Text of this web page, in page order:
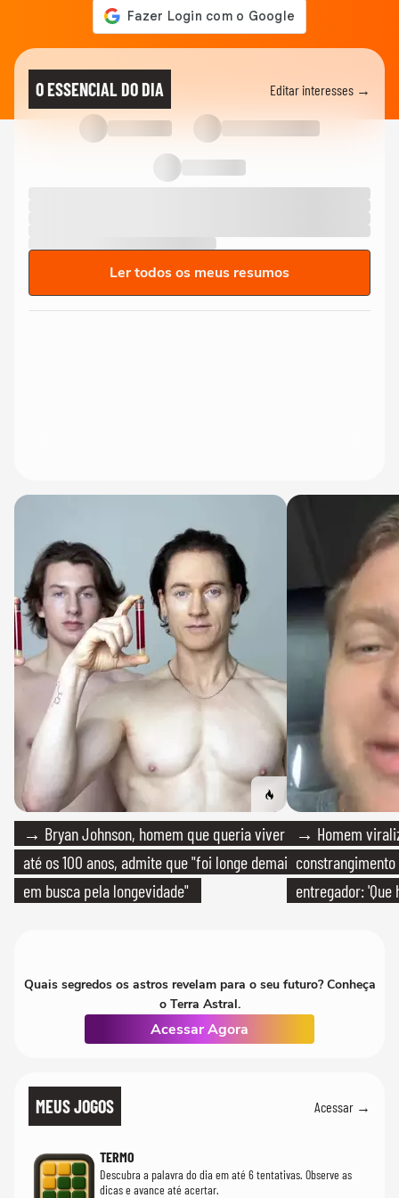
O ESSENCIAL DO DIA Editar interesses →
Ler todos os meus resumos
→ Bryan Johnson, homem que queria viver
até os 100 anos, admite que "foi longe demais
em busca pela longevidade"
→ Homem
entregador: 'Que
Quais segredos os astros revelam para o seu futuro? Conheça
o Terra Astral.
Acessar Agora
MEUS JOGOS Acessar →
TERMO
Descubra a palavra do dia em até 6 tentativas. Observe as
dicas e avance até acertar.